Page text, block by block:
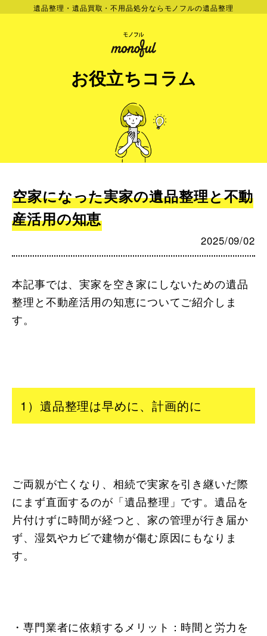
遺品整理・遺品買取・不用品処分ならモノフルの遺品整理
お役立ちコラム
空家になった実家の遺品整理と不動
産活用の知恵
2025/09/02
本記事では、実家を空き家にしないための遺品
整理と不動産活用の知恵についてご紹介しま
す。
1）遺品整理は早めに、計画的に
ご両親が亡くなり、相続で実家を引き継いだ際
にまず直面するのが「遺品整理」です。遺品を
片付けずに時間が経つと、家の管理が行き届か
ず、湿気やカビで建物が傷む原因にもなりま
す。
・専門業者に依頼するメリット：時間と労力を